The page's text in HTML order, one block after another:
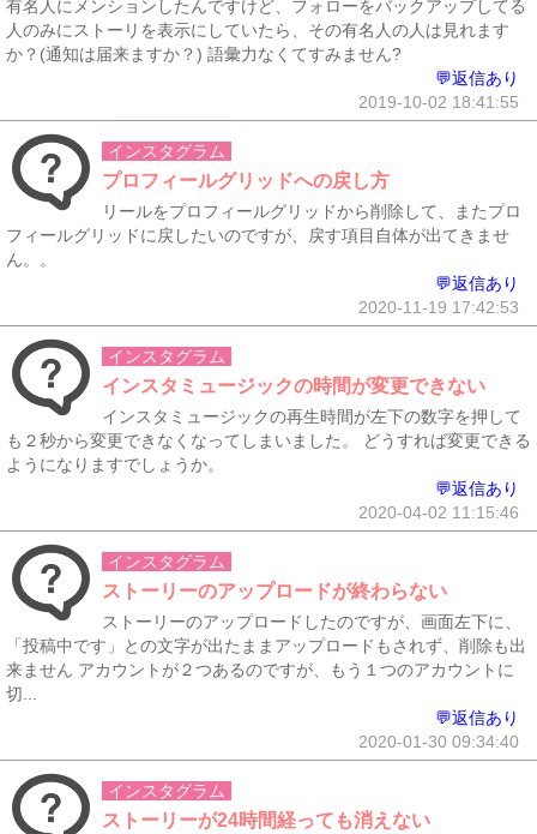
有名人にメンションしたんですけど、フォローをバックアップしてる
人のみにストーリを表示にしていたら、その有名人の人は見れます
か？(通知は届来ますか？) 語彙力なくてすみません?
💬返信あり
2019-10-02 18:41:55
インスタグラム
プロフィールグリッドへの戻し方
リールをプロフィールグリッドから削除して、またプロ
フィールグリッドに戻したいのですが、戻す項目自体が出てきませ
ん。。
💬返信あり
2020-11-19 17:42:53
インスタグラム
インスタミュージックの時間が変更できない
インスタミュージックの再生時間が左下の数字を押して
も２秒から変更できなくなってしまいました。 どうすれば変更できる
ようになりますでしょうか。
💬返信あり
2020-04-02 11:15:46
インスタグラム
ストーリーのアップロードが終わらない
ストーリーのアップロードしたのですが、画面左下に、
「投稿中です」との文字が出たままアップロードもされず、削除も出
来ません アカウントが２つあるのですが、もう１つのアカウントに
切...
💬返信あり
2020-01-30 09:34:40
インスタグラム
ストーリーが24時間経っても消えない